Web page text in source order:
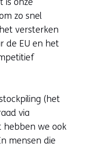
een
andere
website)
zo snel
versterken
de EU en het
(het
via
hebben we ook
mensen die